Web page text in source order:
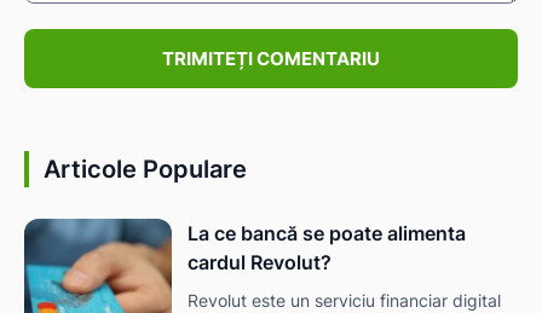
Articole Populare
La ce bancă se poate alimenta
cardul Revolut?
Revolut este un serviciu financiar digital